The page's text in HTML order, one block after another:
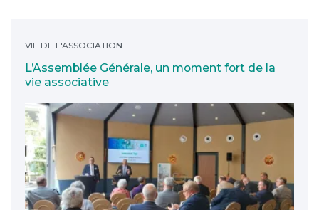
VIE DE L'ASSOCIATION
L’Assemblée Générale, un moment fort de la
vie associative